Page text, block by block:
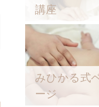
講座
みひかる式
ージ